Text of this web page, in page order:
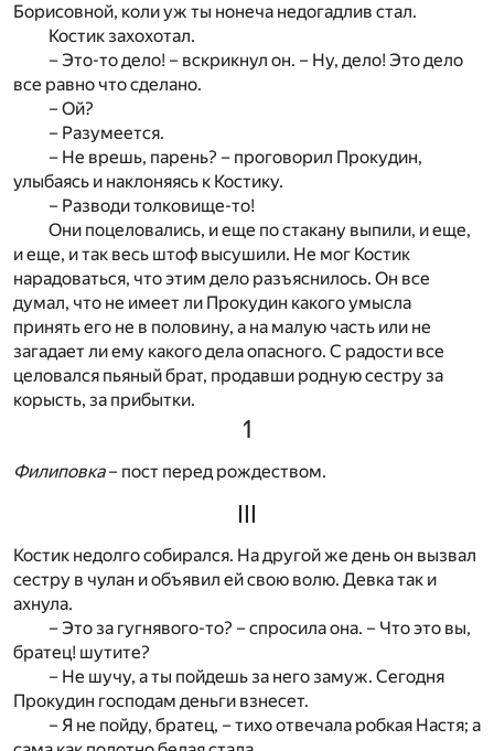
Борисовной, коли уж ты нонеча недогадлив стал.
Костик захохотал.
– Это-то дело! – вскрикнул он. – Ну, дело! Это дело
все равно что сделано.
– Ой?
– Разумеется.
– Не врешь, парень? – проговорил Прокудин,
улыбаясь и наклоняясь к Костику.
– Разводи толковище-то!
Они поцеловались, и еще по стакану выпили, и еще,
и еще, и так весь штоф высушили. Не мог Костик
нарадоваться, что этим дело разъяснилось. Он все
думал, что не имеет ли Прокудин какого умысла
принять его не в половину, а на малую часть или не
загадает ли ему какого дела опасного. С радости все
целовался пьяный брат, продавши родную сестру за
корысть, за прибытки.
1
Филиповка– пост перед рождеством.
III
Костик недолго собирался. На другой же день он вызвал
сестру в чулан и объявил ей свою волю. Девка так и
ахнула.
– Это за гугнявого-то? – спросила она. – Что это вы,
братец! шутите?
– Не шучу, а ты пойдешь за него замуж. Сегодня
Прокудин господам деньги взнесет.
– Я не пойду, братец, – тихо отвечала робкая Настя; а